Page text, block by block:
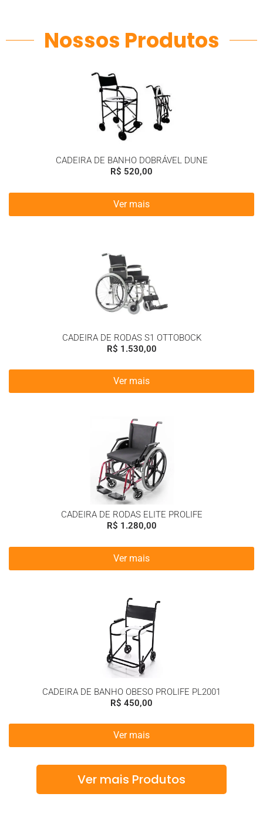
Nossos Produtos
CADEIRA DE BANHO DOBRÁVEL DUNE
R$ 520,00
Ver mais
CADEIRA DE RODAS S1 OTTOBOCK
R$ 1.530,00
Ver mais
CADEIRA DE RODAS ELITE PROLIFE
R$ 1.280,00
Ver mais
CADEIRA DE BANHO OBESO PROLIFE PL2001
R$ 450,00
Ver mais
Ver mais Produtos